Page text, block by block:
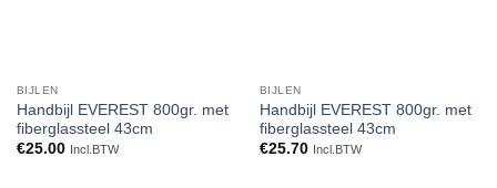
BIJLEN
Handbijl EVEREST 800gr. met
fiberglassteel 43cm
€25.00 Incl.BTW
BIJLEN
Handbijl EVEREST 800gr. met
fiberglassteel 43cm
€25.70 Incl.BTW